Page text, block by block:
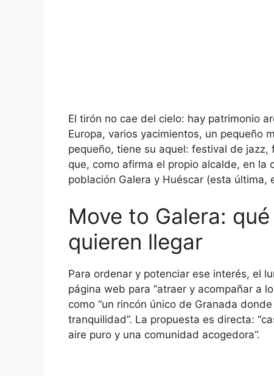
El tirón no cae del cielo: hay patrimonio
Europa, varios yacimientos, un pequeño
pequeño, tiene su aquel: festival de
que, como afirma el propio alcalde, en la
población Galera y Huéscar (esta última,
Move to Galera:
quieren llegar
Para ordenar y potenciar ese interés, el
página web para “atraer y acompañar a
como “un rincón único de Granada
tranquilidad”. La propuesta es directa:
aire puro y una comunidad acogedora”.